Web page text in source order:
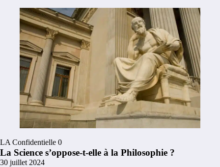
LA Confidentielle 0
La Science s’oppose-t-elle à la Philosophie ?
30 juillet 2024